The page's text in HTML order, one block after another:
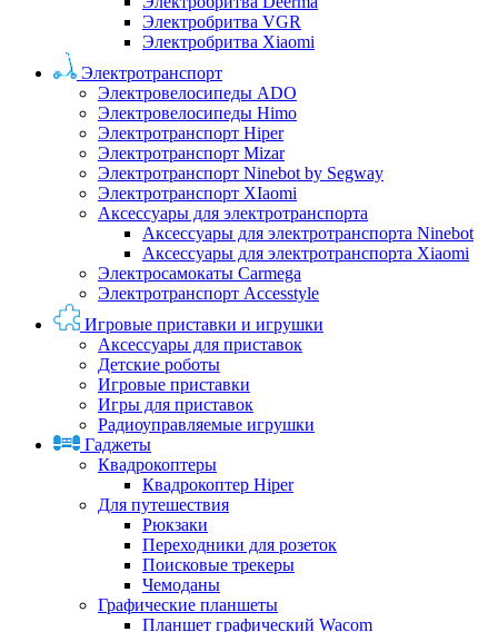
Электробритва VGR
Электробритва Xiaomi
Электротранспорт
Электровелосипеды ADO
Электровелосипеды Himo
Электротранспорт Hiper
Электротранспорт Mizar
Электротранспорт Ninebot by Segway
Электротранспорт XIaomi
Аксессуары для электротранспорта
Аксессуары для электротранспорта Ninebot
Аксессуары для электротранспорта Xiaomi
Электросамокаты Carmega
Электротранспорт Accesstyle
Игровые приставки и игрушки
Аксессуары для приставок
Детские роботы
Игровые приставки
Игры для приставок
Радиоуправляемые игрушки
Гаджеты
Квадрокоптеры
Квадрокоптер Hiper
Для путешествия
Рюкзаки
Переходники для розеток
Поисковые трекеры
Чемоданы
Графические планшеты
Планшет графический Wacom